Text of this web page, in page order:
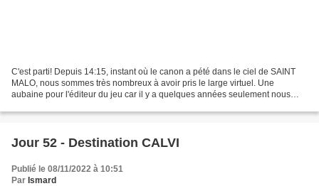
C'est parti! Depuis 14:15, instant où le canon a pété dans le ciel de SAINT
MALO, nous sommes très nombreux à avoir pris le large virtuel. Une
aubaine pour l'éditeur du jeu car il y a quelques années seulement nous
Jour 52 - Destination CALVI
Publié le 08/11/2022 à 10:51
Par Ismard